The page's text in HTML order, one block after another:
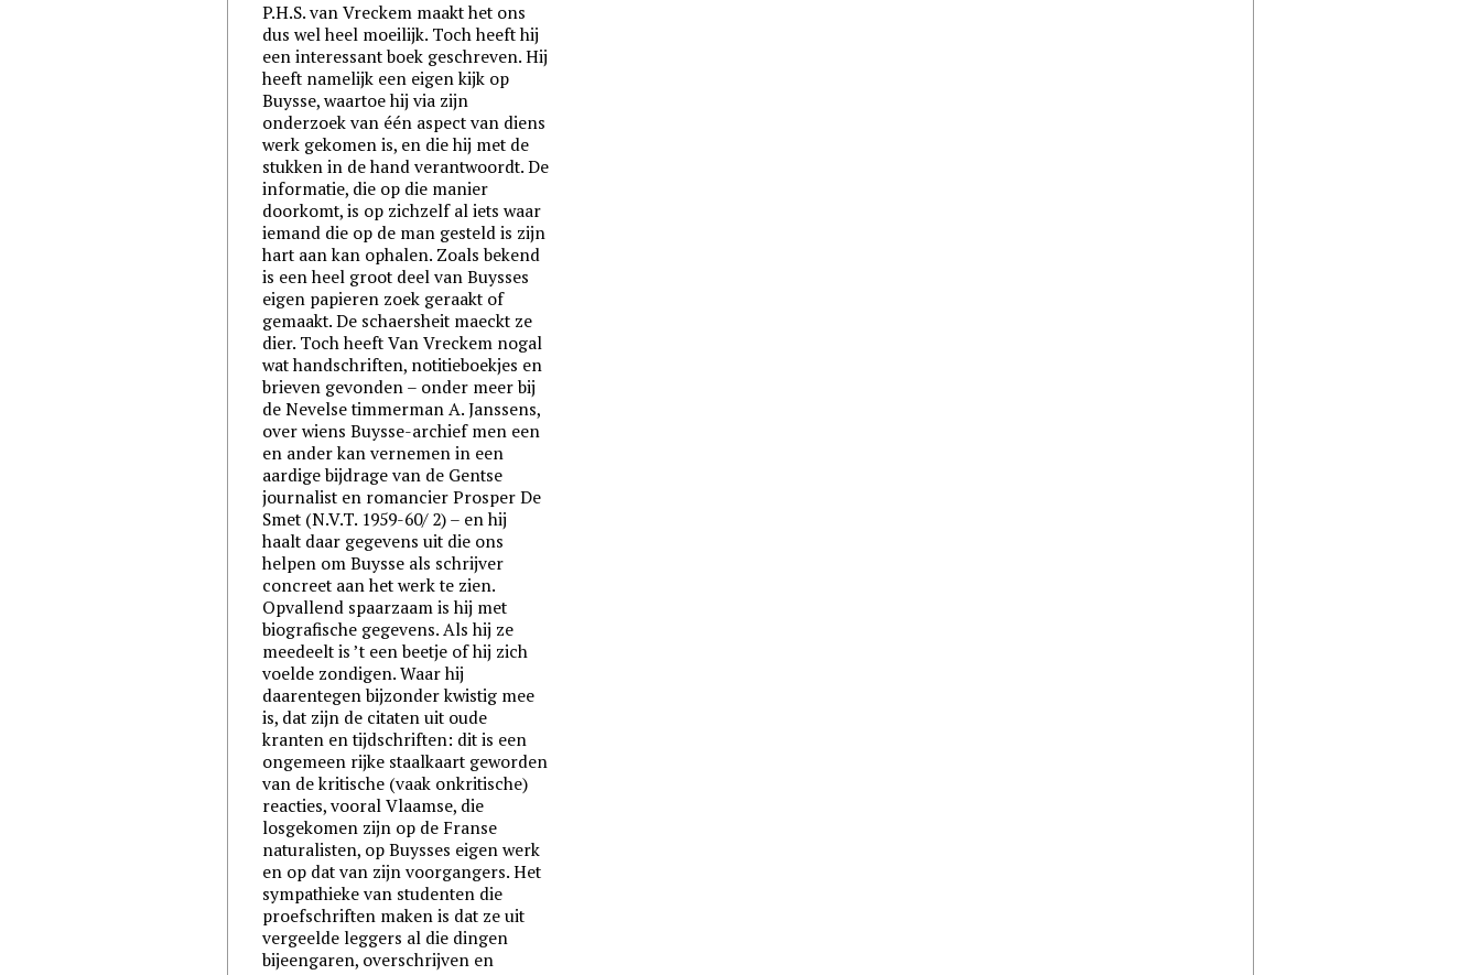
P.H.S. van Vreckem maakt het ons
dus wel heel moeilijk. Toch heeft hij
een interessant boek geschreven. Hij
heeft namelijk een eigen kijk op
Buysse, waartoe hij via zijn
onderzoek van één aspect van diens
werk gekomen is, en die hij met de
stukken in de hand verantwoordt. De
informatie, die op die manier
doorkomt, is op zichzelf al iets waar
iemand die op de man gesteld is zijn
hart aan kan ophalen. Zoals bekend
is een heel groot deel van Buysses
eigen papieren zoek geraakt of
gemaakt. De schaersheit maeckt ze
dier. Toch heeft Van Vreckem nogal
wat handschriften, notitieboekjes en
brieven gevonden – onder meer bij
de Nevelse timmerman A. Janssens,
over wiens Buysse-archief men een
en ander kan vernemen in een
aardige bijdrage van de Gentse
journalist en romancier Prosper De
Smet (N.V.T. 1959-60/ 2) – en hij
haalt daar gegevens uit die ons
helpen om Buysse als schrijver
concreet aan het werk te zien.
Opvallend spaarzaam is hij met
biografische gegevens. Als hij ze
meedeelt is ’t een beetje of hij zich
voelde zondigen. Waar hij
daarentegen bijzonder kwistig mee
is, dat zijn de citaten uit oude
kranten en tijdschriften: dit is een
ongemeen rijke staalkaart geworden
van de kritische (vaak onkritische)
reacties, vooral Vlaamse, die
losgekomen zijn op de Franse
naturalisten, op Buysses eigen werk
en op dat van zijn voorgangers. Het
sympathieke van studenten die
proefschriften maken is dat ze uit
vergeelde leggers al die dingen
bijeengaren, overschrijven en